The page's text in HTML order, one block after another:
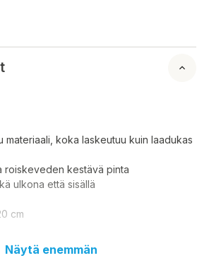
materiaali, koka laskeutuu kuin laadukas
roiskeveden kestävä pinta
ulkona että sisällä
cm
Näytä enemmän